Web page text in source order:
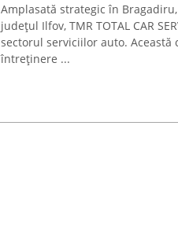
Amplasată strategic în
județul Ilfov, TMR TOTAL CAR
sectorul serviciilor auto.
întreținere ...